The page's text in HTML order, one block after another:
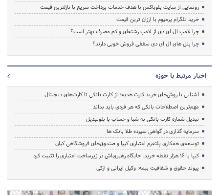
رونمایی از سایت بلوباکس با هدف خدمات پرداخت سریع با نازلترین قیمت
خرید تلگرام پرمیوم با ارزان ترین قیمت
چرا لامپ ال ای دی از لامپ رشته‌ای و کم مصرف بهتر است؟
چرا پنل های ال ای دی سقفی فروش خوبی دارند؟
اخبار مرتبط با حوزه
آشنایی با روش‌های خرید کارت هدیه؛ از کارت بانکی تا کارت‌های دیجیتال
مهم‌ترین اصطلاحات بانکی که هر فردی باید بداند
تبدیل شماره کارت بانکی به شبا و حساب با بلوتبدیل
سرمایه گذاری در گواهی سپرده طلا بانک ها
توسعه‌ی همکاری‌ پلتفرم اعتباری کیپا و صندوق‌های فروشگاهی کیان
کیپا با ۱۶ هزار نقطه خرید، جایگاه رهبری‌اش در زیرساخت اعتباری را تثبیت کرد
پیوند حقوق و شفافیت بیمه: وکیل ایرانی و ازکی